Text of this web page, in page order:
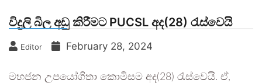
විදුලි බිල අඩු කිරීමට PUCSL අද(28) රැස්වෙයි
Editor February 28, 2024
මහජන උපයෝගිතා කොමිසම අද(28) රැස්වෙයි. ඒ,